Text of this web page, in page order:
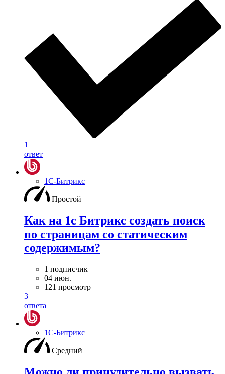
1
ответ
1С-Битрикс
Простой
Как на 1с Битрикс создать поиск
по страницам со статическим
содержимым?
1 подписчик
04 июн.
121 просмотр
3
ответа
1С-Битрикс
Средний